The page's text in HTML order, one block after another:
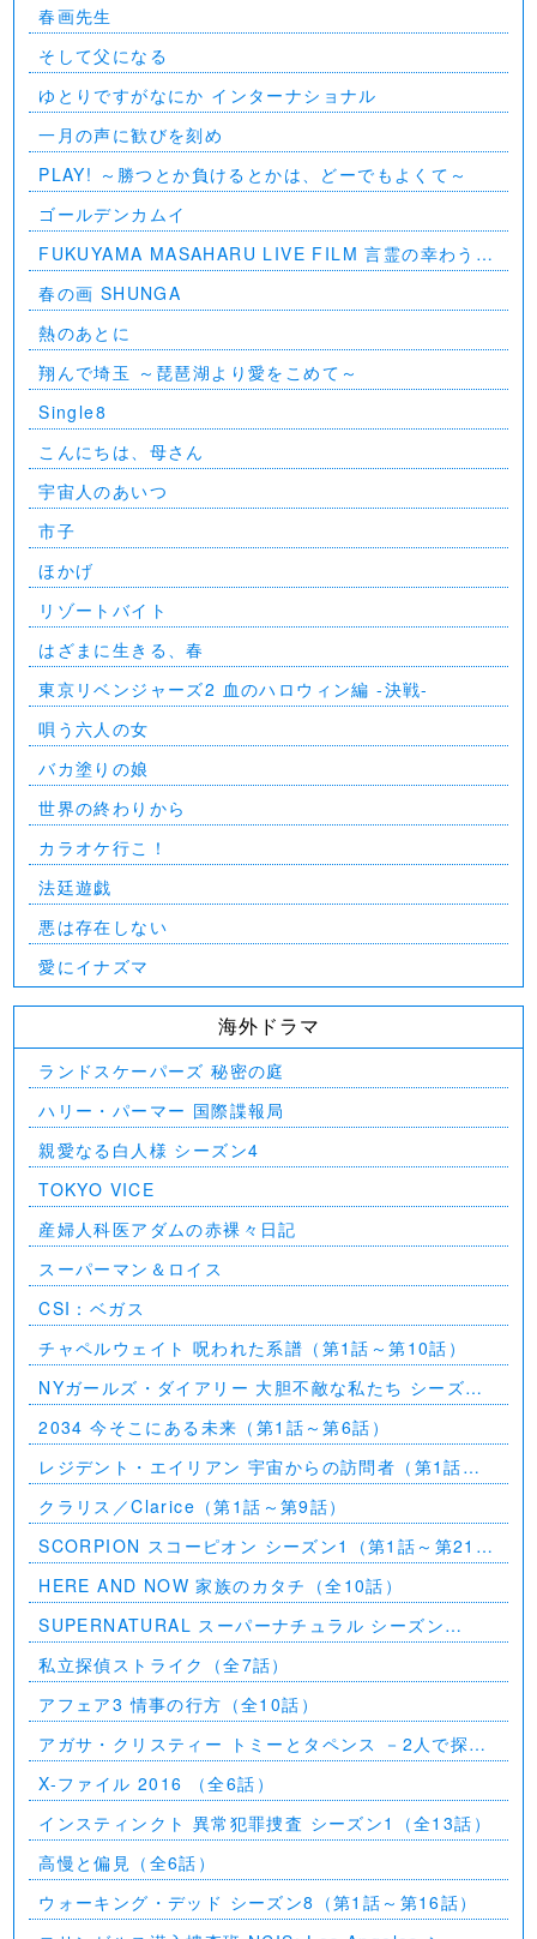
春画先生
そして父になる
ゆとりですがなにか インターナショナル
一月の声に歓びを刻め
PLAY! ～勝つとか負けるとかは、どーでもよくて～
ゴールデンカムイ
FUKUYAMA MASAHARU LIVE FILM 言霊の幸わう夏
@NIPPON BUDOKAN 2023
春の画 SHUNGA
熱のあとに
翔んで埼玉 ～琵琶湖より愛をこめて～
Single8
こんにちは、母さん
宇宙人のあいつ
市子
ほかげ
リゾートバイト
はざまに生きる、春
東京リベンジャーズ2 血のハロウィン編 -決戦-
唄う六人の女
バカ塗りの娘
世界の終わりから
カラオケ行こ！
法廷遊戯
悪は存在しない
愛にイナズマ
海外ドラマ
ランドスケーパーズ 秘密の庭
ハリー・パーマー 国際諜報局
親愛なる白人様 シーズン4
TOKYO VICE
産婦人科医アダムの赤裸々日記
スーパーマン＆ロイス
CSI：ベガス
チャペルウェイト 呪われた系譜（第1話～第10話）
NYガールズ・ダイアリー 大胆不敵な私たち シーズン
5（第1話～第2話）
2034 今そこにある未来（第1話～第6話）
レジデント・エイリアン 宇宙からの訪問者（第1話～
第7話）
クラリス／Clarice（第1話～第9話）
SCORPION スコーピオン シーズン1（第1話～第21
話）
HERE AND NOW 家族のカタチ（全10話）
SUPERNATURAL スーパーナチュラル シーズン
11（全23話）
私立探偵ストライク（全7話）
アフェア3 情事の行方（全10話）
アガサ・クリスティー トミーとタペンス －2人で探偵
を－
X-ファイル 2016 （全6話）
インスティンクト 異常犯罪捜査 シーズン1（全13話）
高慢と偏見（全6話）
ウォーキング・デッド シーズン8（第1話～第16話）